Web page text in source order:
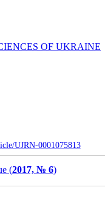
OF UKRAINE
UJRN-0001075813
(2017, № 6)